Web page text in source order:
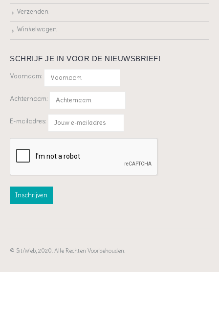
Verzenden
Winkelwagen
SCHRIJF JE IN VOOR DE NIEUWSBRIEF!
Voornaam:
Achternaam:
E-mailadres:
© SitiWeb, 2020. Alle Rechten Voorbehouden.